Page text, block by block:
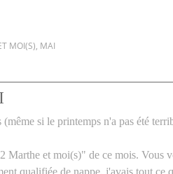
MOI(S), MAI
si le printemps n'a pas été
et moi(s)" de ce mois. Vous
qualifiée de nappe, j'avais tout ce